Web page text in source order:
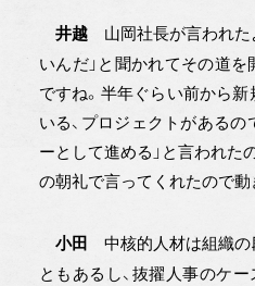
井越山岡社長が言われた
いんだ」と聞かれてその道
ですね。半年ぐらい前から
いる、プロジェクトがあるの
ーとして進める」と言われた
の朝礼で言ってくれたので動
小田
中核的人材は組織の
ともあるし、抜擢人事のケ